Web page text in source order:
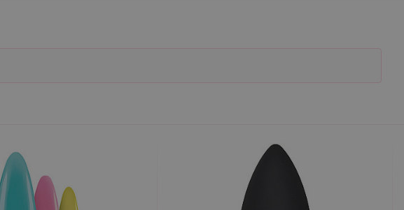
předvoleb souhlasu se soubory cookie návštěvníků. Je nutné, aby banner cookie
Tento soubor cookie je přidružen k webům používajícím Správce značek Google k
načtení dalších skriptů a kódu na stránku. Pokud je použit, lze jej považovat za
nezbytně nutný, protože bez něj jiné skripty nemusí fungovat správně.